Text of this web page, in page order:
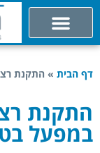
דף הבית » התקנת
התקנת
במפעל